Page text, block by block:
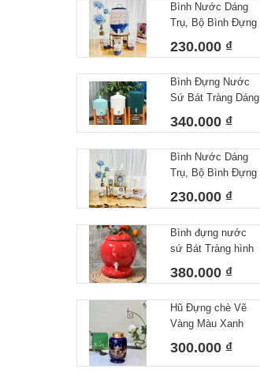
Cốc Uống Nước
Sứ Bát Tràng
Bình Nước Dáng
Trụ, Bộ Bình Đựng
Nước Hoạ Tiết Vẽ
Tay Biển Khơi
Decor Dễ Thương
Cốc Uống Nước
Sứ Bát Tràng
230.000 ₫
Bình Đựng Nước
Sứ Bát Tràng Dáng
Gân Dung Tích 4L
340.000 ₫
Bình Nước Dáng
Trụ, Bộ Bình Đựng
Nước Hoạ Tiết Vẽ
Tay DoRaeMon
Decor Dễ Thương
Cốc Uống Nước
Sứ Bát Tràng
230.000 ₫
Bình đựng nước
sứ Bát Tràng hình
5L
380.000 ₫
Hũ Đựng chè Vẽ
Vàng Màu Xanh
Dương, Lọ đựng
Trà Gốm Sứ Bát
300.000 ₫